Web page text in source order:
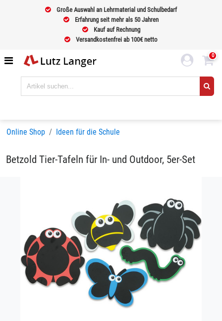
Große Auswahl an Lehrmaterial und Schulbedarf
Erfahrung seit mehr als 50 Jahren
Kauf auf Rechnung
Versandkostenfrei ab 100€ netto
0
Online Shop Ideen für die Schule
Betzold Tier-Tafeln für In- und Outdoor, 5er-Set